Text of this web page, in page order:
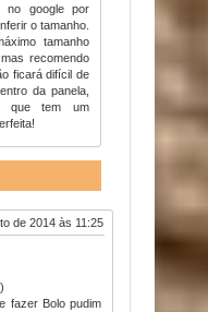
no google por
o tamanho.
tamanho
recomendo
ficará difícil de
da panela,
que tem um
de 2014 às 11:25
fazer Bolo pudim